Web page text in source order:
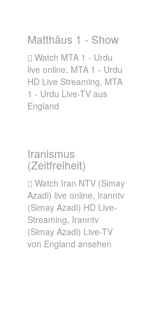
Matthäus 1 - Show
Watch MTA 1 - Urdu
live online, MTA 1 - Urdu
HD Live Streaming, MTA
1 - Urdu Live-TV aus
England
Iranismus
(Zeitfreiheit)
Watch Iran NTV (Simay
Azadi) live online, Iranntv
(Simay Azadi) HD Live-
Streaming, Iranntv
(Simay Azadi) Live-TV
von England ansehen